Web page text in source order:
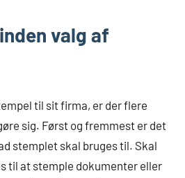
valg af
til sit firma, er der flere
sig. Først og fremmest er det
stemplet skal bruges til. Skal
til at stemple dokumenter eller